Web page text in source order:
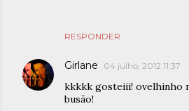
RESPONDER
Girlane 04 julho, 2012 11:37
kkkkk gosteiii! ovelhinho
busão!